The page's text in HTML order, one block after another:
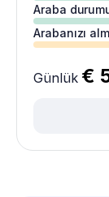
Araba
Arabanızı
Günlük €